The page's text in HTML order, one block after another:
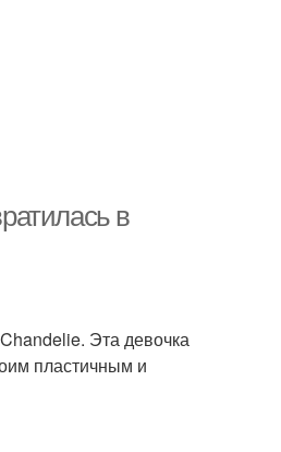
в
Эта девочка
пластичным и